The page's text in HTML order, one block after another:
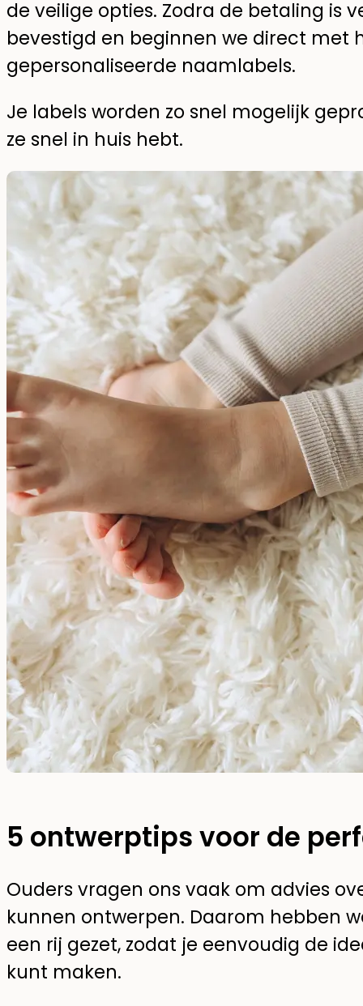
de veilige opties. Zodra de betaling is
bevestigd en beginnen we direct met
gepersonaliseerde naamlabels.
Je labels worden zo snel mogelijk
ze snel in huis hebt.
5 ontwerptips voor de
Ouders vragen ons vaak om advies
kunnen ontwerpen. Daarom hebben
een rij gezet, zodat je eenvoudig de
kunt maken.